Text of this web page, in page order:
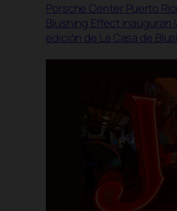
Porsche Center Puerto
Blushing Effect inauguran
edición de La Casa de